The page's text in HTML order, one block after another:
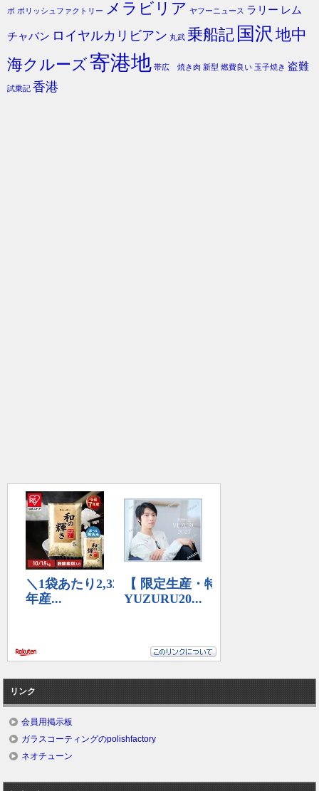
ボ ポリッシュファクトリー メラビリア ヤフーニュース ラリー レム
チャバン ロイヤルカリビアン 丸武 乗船記 国沢 地中
海クルーズ寄港地 帯広 焼き肉 新型 燃費良い 玉子焼き 盗難
試乗記 香港
リンク
会員用掲示板
ガラスコーティングのpolishfactory
ネオチューン